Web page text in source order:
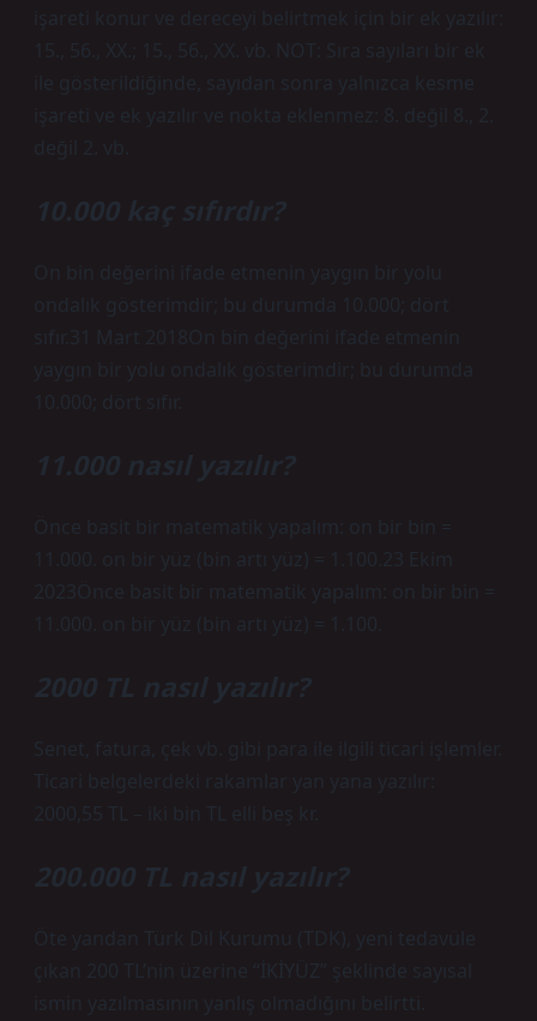
işareti konur ve dereceyi belirtmek için bir ek yazılır:
15., 56., XX.; 15., 56., XX. vb. NOT: Sıra sayıları bir ek
ile gösterildiğinde, sayıdan sonra yalnızca kesme
işareti ve ek yazılır ve nokta eklenmez: 8. değil 8., 2.
değil 2. vb.
10.000 kaç sıfırdır?
On bin değerini ifade etmenin yaygın bir yolu
ondalık gösterimdir; bu durumda 10.000; dört
sıfır.31 Mart 2018On bin değerini ifade etmenin
yaygın bir yolu ondalık gösterimdir; bu durumda
11.000 nasıl yazılır?
Önce basit bir matematik yapalım: on bir bin =
11.000. on bir yüz (bin artı yüz) = 1.100.23 Ekim
2023Önce basit bir matematik yapalım: on bir bin =
11.000. on bir yüz (bin artı yüz) = 1.100.
2000 TL nasıl yazılır?
Senet, fatura, çek vb. gibi para ile ilgili ticari işlemler.
Ticari belgelerdeki rakamlar yan yana yazılır:
2000,55 TL – iki bin TL elli beş kr.
200.000 TL nasıl yazılır?
Öte yandan Türk Dil Kurumu (TDK), yeni tedavüle
çıkan 200 TL’nin üzerine “İKİYÜZ” şeklinde sayısal
ismin yazılmasının yanlış olmadığını belirtti.